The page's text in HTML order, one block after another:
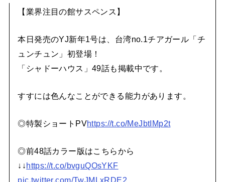
【業界注目の館サスペンス】
本日発売のYJ新年1号は、台湾no.1チアガール「チ
ュンチュン」初登場！
「シャドーハウス」49話も掲載中です。
すすには色んなことができる能力があります。
◎特製ショートPVhttps://t.co/MeJbtIMp2t
◎前48話カラー版はこちらから
↓↓ https://t.co/bvguQOsYKF